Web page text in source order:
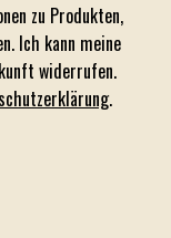
zu Produkten,
Ich kann meine
widerrufen.
.